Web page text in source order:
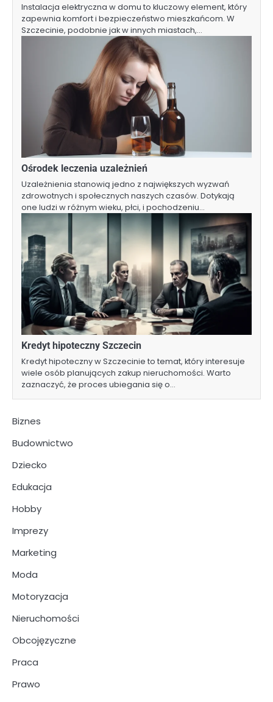
Instalacja elektryczna w domu to kluczowy element, który
zapewnia komfort i bezpieczeństwo mieszkańcom. W
Szczecinie, podobnie jak w innych miastach,…
Ośrodek leczenia uzależnień
Uzależnienia stanowią jedno z największych wyzwań
zdrowotnych i społecznych naszych czasów. Dotykają
one ludzi w różnym wieku, płci, i pochodzeniu…
Kredyt hipoteczny Szczecin
Kredyt hipoteczny w Szczecinie to temat, który interesuje
wiele osób planujących zakup nieruchomości. Warto
zaznaczyć, że proces ubiegania się o…
Biznes
Budownictwo
Dziecko
Edukacja
Hobby
Imprezy
Marketing
Moda
Motoryzacja
Nieruchomości
Obcojęzyczne
Praca
Prawo